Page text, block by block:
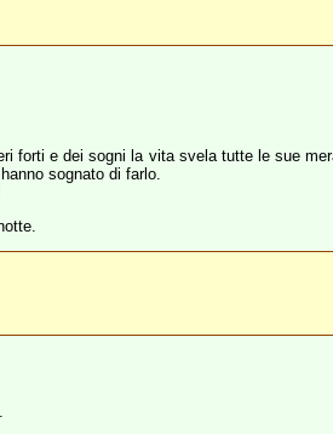
forti e dei sogni la vita svela tutte le sue
sognato di farlo.